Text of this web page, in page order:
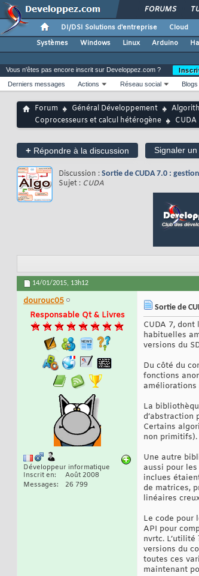
FORUMS
DI/DSI Solutions d'entreprise Cloud
Systèmes
Windows Linux Arduino
Vous n'êtes pas encore inscrit sur Developpez.com ?
Derniers messages
Actions Réseau social Blogs
Forum Général Développement
Coprocesseurs et calcul hétérogène
CUDA
+ Répondre à la discussion Signaler
Discussion : Sortie de CUDA 7.0 :
Sujet : CUDA
14/01/2015, 13h12
dourouc05
Responsable Qt & Livres
Développeur informatique
Inscrit en
Août 2008
Messages
26 799
Sortie de
CUDA 7,
habituelles
versions du
Du côté du
fonctions
améliorations
La
d’abstraction
Certains
non primitifs).
Une autre
aussi pour
inclues
de matrices,
linéaires
Le code pour
API pour
nvrtc.
versions du
toutes ces
maintenant